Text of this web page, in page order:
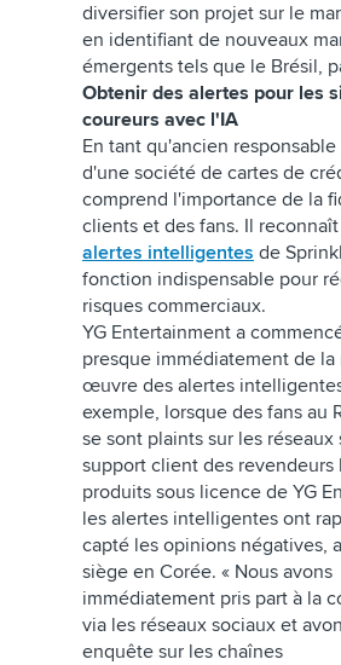
diversifier son projet sur le
en identifiant de nouveaux
émergents tels que le Brésil,
Obtenir des alertes pour les
coureurs avec l'IA
En tant qu'ancien
d'une société de cartes de
comprend l'importance de la
clients et des fans. Il
alertes intelligentes de
fonction indispensable pour
risques commerciaux.
YG Entertainment a
presque immédiatement de la
œuvre des alertes
exemple, lorsque des fans au
se sont plaints sur les réseaux
support client des revendeurs
produits sous licence de YG
les alertes intelligentes ont
capté les opinions négatives,
siège en Corée. « Nous avons
immédiatement pris part à la
via les réseaux sociaux et
enquête sur les chaînes